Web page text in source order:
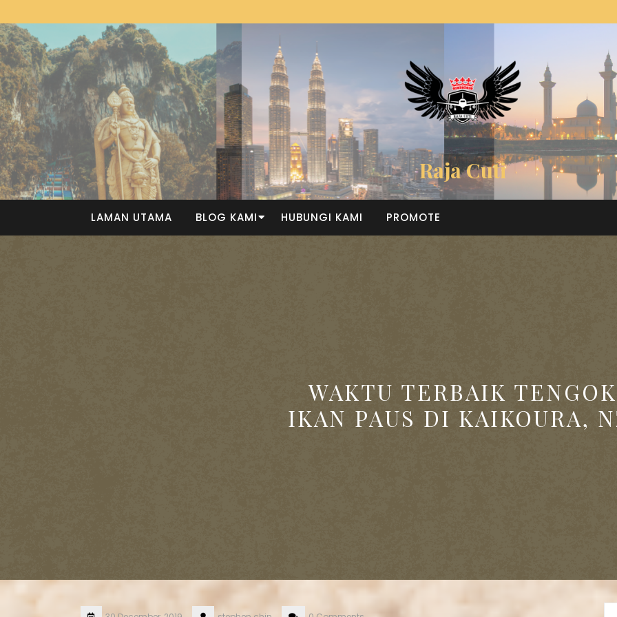
Raja Cuti
LAMAN UTAMA BLOG KAMI HUBUNGI KAMI PROMOTE
WAKTU TERBAIK TENGOK
IKAN PAUS DI KAIKOURA,